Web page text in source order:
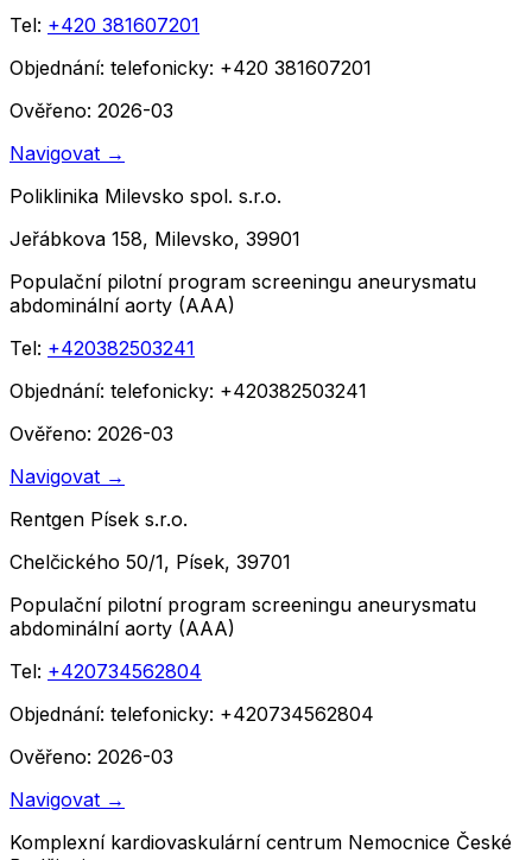
Tel: +420 381607201
Objednání: telefonicky: +420 381607201
Ověřeno: 2026-03
Navigovat →
Poliklinika Milevsko spol. s.r.o.
Jeřábkova 158, Milevsko, 39901
Populační pilotní program screeningu aneurysmatu
abdominální aorty (AAA)
Tel: +420382503241
Objednání: telefonicky: +420382503241
Ověřeno: 2026-03
Navigovat →
Rentgen Písek s.r.o.
Chelčického 50/1, Písek, 39701
Populační pilotní program screeningu aneurysmatu
abdominální aorty (AAA)
Tel: +420734562804
Objednání: telefonicky: +420734562804
Ověřeno: 2026-03
Navigovat →
Komplexní kardiovaskulární centrum Nemocnice České